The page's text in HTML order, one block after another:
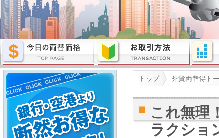
トップ 外貨両替得ト
これ無理
ラクショ